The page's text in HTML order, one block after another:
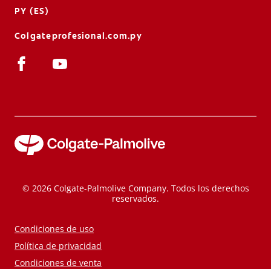
PY (ES)
Colgateprofesional.com.py
© 2026 Colgate-Palmolive Company. Todos los derechos
reservados.
Condiciones de uso
Política de privacidad
Condiciones de venta